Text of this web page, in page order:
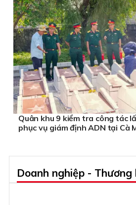
Quân khu 9 kiểm tra công tác
phục vụ giám định ADN tại Cà
Doanh nghiệp - Thương